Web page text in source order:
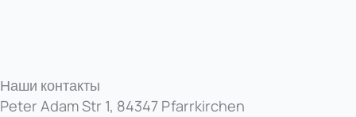
Наши контакты
Peter Adam Str 1, 84347 Pfarrkirchen